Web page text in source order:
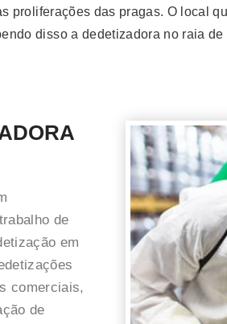
proliferações das pragas. O local
disso a dedetizadora no raia
de
em
comerciais,
de